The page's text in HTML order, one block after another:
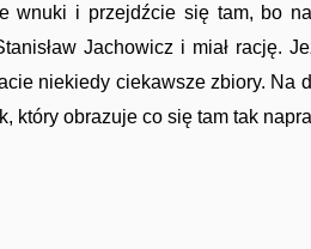
wnuki i przejdźcie się tam, bo
Jachowicz i miał rację.
niekiedy ciekawsze zbiory. Na
który obrazuje co się tam tak